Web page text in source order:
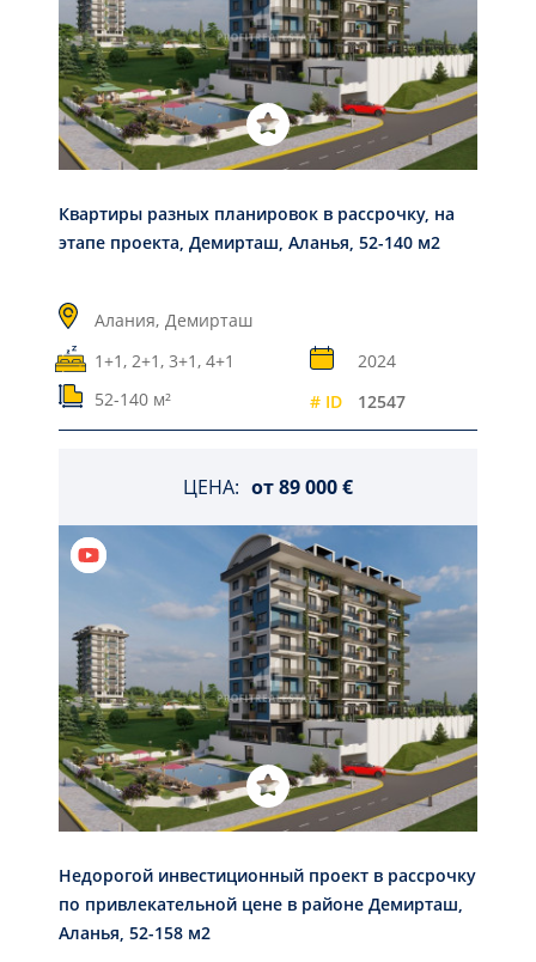
Квартиры разных планировок в рассрочку, на
этапе проекта, Демирташ, Аланья, 52-140 м2
Алания, Демирташ
1+1, 2+1, 3+1, 4+1
2024
52-140 м²
# ID 12547
ЦЕНА: от89 000 €
Недорогой инвестиционный проект в рассрочку
по привлекательной цене в районе Демирташ,
Аланья, 52-158 м2